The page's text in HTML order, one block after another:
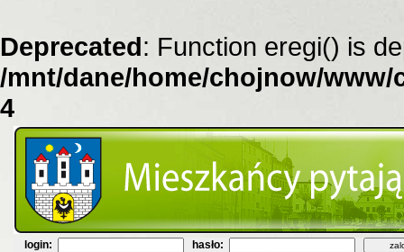
Deprecated: Function eregi() is
/mnt/dane/home/chojnow/
4
login:
hasło: